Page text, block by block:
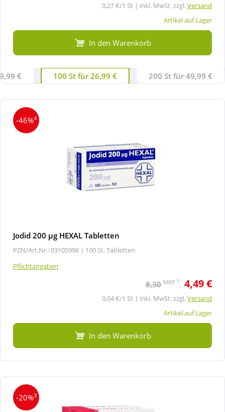
0,27 €/1 St | inkl. MwSt. zzgl.Versand
Artikel auf Lager
In den Warenkorb
€ 100 St für 26,99 € 200 St für 49,99 €
-46%4
Jodid 200 µg HEXAL Tabletten
PZN/Art.Nr.: 03105998 | 100 St, Tabletten
Pflichtangaben
8,30 MRP 2 4,49 €
0,04 €/1 St | inkl. MwSt. zzgl.Versand
Artikel auf Lager
In den Warenkorb
-20%3